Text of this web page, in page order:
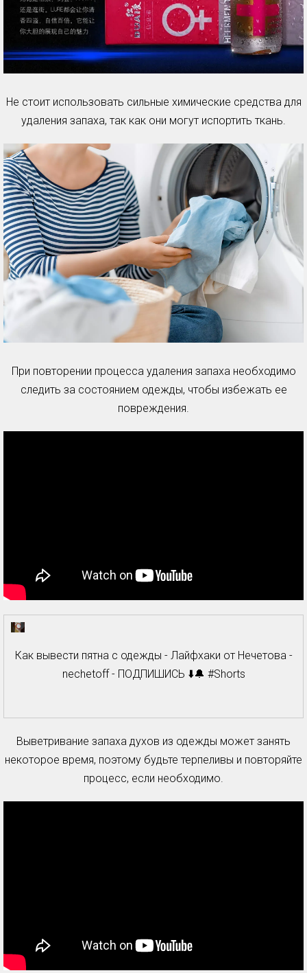
Не стоит использовать сильные химические средства для
удаления запаха, так как они могут испортить ткань.
При повторении процесса удаления запаха необходимо
следить за состоянием одежды, чтобы избежать ее
повреждения.
Как вывести пятна с одежды - Лайфхаки от Нечетова -
nechetoff - ПОДПИШИСЬ ⬇️🔔 #Shorts
Выветривание запаха духов из одежды может занять
некоторое время, поэтому будьте терпеливы и повторяйте
процесс, если необходимо.